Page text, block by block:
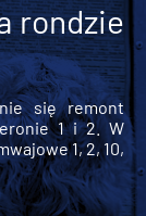
rondzie
się remont
1 i 2. W
1, 2, 10,